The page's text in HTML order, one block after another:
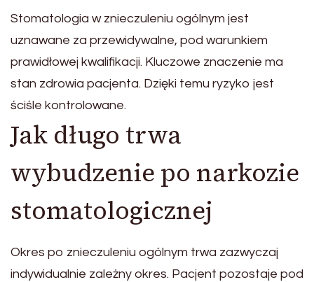
Stomatologia w znieczuleniu ogólnym jest
uznawane za przewidywalne, pod warunkiem
prawidłowej kwalifikacji. Kluczowe znaczenie ma
stan zdrowia pacjenta. Dzięki temu ryzyko jest
ściśle kontrolowane.
Jak długo trwa
wybudzenie po narkozie
stomatologicznej
Okres po znieczuleniu ogólnym trwa zazwyczaj
indywidualnie zależny okres. Pacjent pozostaje pod